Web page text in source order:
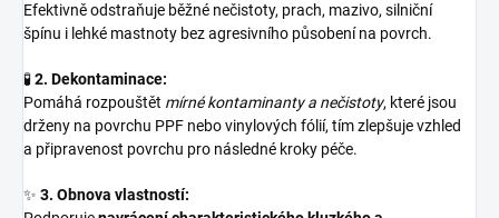
Efektivně odstraňuje běžné nečistoty, prach, mazivo, silniční
špínu i lehké mastnoty bez agresivního působení na povrch.
🧪2. Dekontaminace:
Pomáhá rozpouštět mírné kontaminanty a nečistoty, které jsou
drženy na povrchu PPF nebo vinylových fólií, tím zlepšuje vzhled
a připravenost povrchu pro následné kroky péče.
✨ 3. Obnova vlastností: